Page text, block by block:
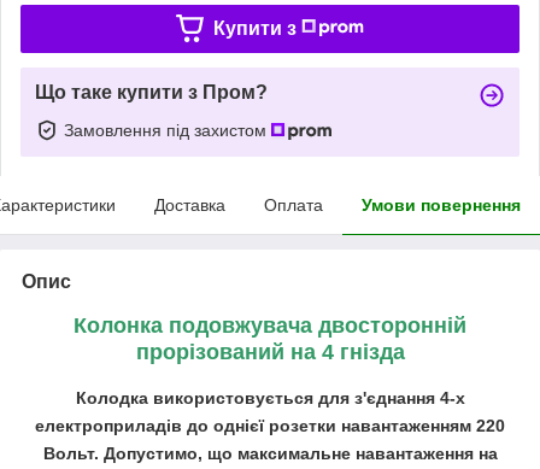
Купити з
Що таке купити з Пром?
Замовлення під захистом
Доставка Оплата Умови повернення
Опис
Колонка подовжувача двосторонній
прорізований на 4 гнізда
Колодка використовується для з'єднання 4-х
електроприладів до однієї розетки навантаженням 220
Вольт. Допустимо, що максимальне навантаження на